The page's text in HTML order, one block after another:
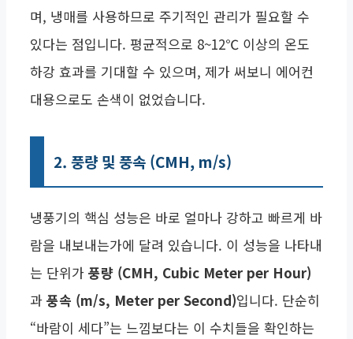
며, 냉매를 사용하므로 주기적인 관리가 필요할 수
있다는 점입니다. 평균적으로 8~12℃ 이상의 온도
하강 효과를 기대할 수 있으며, 제가 써보니 에어컨
대용으로도 손색이 없었습니다.
2. 풍량 및 풍속 (CMH, m/s)
냉풍기의 핵심 성능은 바로 얼마나 강하고 빠르게 바
람을 내보내는가에 달려 있습니다. 이 성능을 나타내
는 단위가 풍량 (CMH, Cubic Meter per Hour)
과 풍속 (m/s, Meter per Second)입니다. 단순히
“바람이 세다”는 느낌보다는 이 수치들을 확인하는